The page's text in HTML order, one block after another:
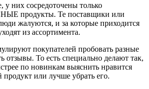
у них сосредоточены только
продукты. Те поставщики или
жалуются, и за которые приходится
из ассортимента.
покупателей пробовать разные
отзывы. То есть специально делают так,
по новинкам выяснить нравится
или лучше убрать его.